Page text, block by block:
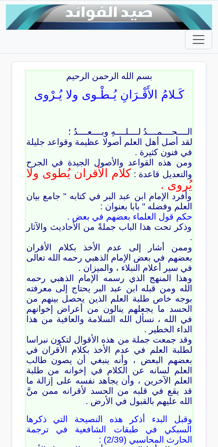
بسم الله الرحمن الرحيم
كَـلامُ الأَقْـرَانِ يُـطْـوى ولا يُـرْوى
الــــحــــمــــدُ لــــلــــهِ وبــــعــــدُ ؛
لقد أصل أهل العلم أصولا عظيمة وقواعد جليلة
في فنون كثيرة .
ومن هذه القواعد والأصول الجيدة في الجرح
والتعديل قاعدة : كلام الأقران يُطوى ولا
يُروى .
وأفرد الإمام ابن عبد البر في كتابه " جامع بيان
العلم وفضله " بابا بعنوان :
حكم قول العلماء بعضهم في بعض .
وذكر تحت هذا الباب جملةً من الأحاديث والآثار
.
وممن أشار إلى عدم الأخذ بكلام الأقران
بعضهم في بعض الإمام الذهبي رحمه الله تعالى
في سير أعلام النبلاء ، والميزان .
وهذا المنهج الذي رسمه الإمام الذهبي رحمه
الله ومن قبله ابن عبد البر يحتاج إلى معرفته
بوجه خاص طلبة العلم الذين يحصل بينهم من
الحسد ما يجعلهم ينالون من أعراض إخوانهم
في الله ، نسأل الله السلامة والعافية من هذا
الداء الخطير .
وقد جمعت جملة من هذه الأقوال لتكون نبراسا
لطلبة العلم في عدم الأخذ بكلام الأقران في
بعضهم البعض ، وأنه ينبغي أن يصون طالب
العلم لسانه عن الكلام في إخوانه من طلبة
العلم الآخرين ، وأن يجاهد نفسه على إزالة ما
قد يقع في قلبه من الحسد لأقرانه ممن منَّ
الله عليهم بالقبول في الأرض .
وقبل البدء أذكر هذه النصيحة التي ذكرها
السبكي في طبقات الشافعية في ترجمة
الحارث المحاسبي (2/39) :